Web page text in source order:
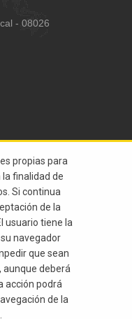
- 08026
Reservats |
propias para
finalidad de
Si continua
de la
usuario tiene la
navegador
que sean
aunque deberá
acción podrá
de la